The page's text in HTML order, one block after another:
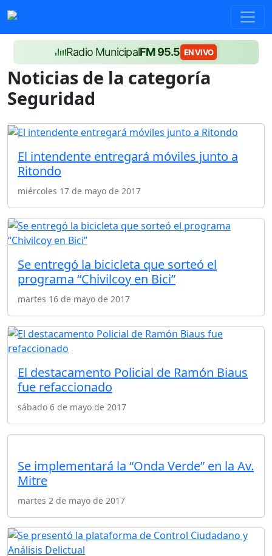
Radio MunicipalFM 95.5 EN VIVO
Noticias de la categoría
Seguridad
El intendente entregará móviles junto a
Ritondo
miércoles 17 de mayo de 2017
Se entregó la bicicleta que sorteó el
programa “Chivilcoy en Bici”
martes 16 de mayo de 2017
El destacamento Policial de Ramón Biaus
fue refaccionado
sábado 6 de mayo de 2017
Se implementará la “Onda Verde” en la Av.
Mitre
martes 2 de mayo de 2017